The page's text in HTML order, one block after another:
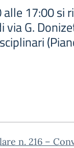
alle 17:00 si
via G.
n. 216 –